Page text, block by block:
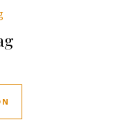
original era: €39.00.
precio actual es: €31.99.